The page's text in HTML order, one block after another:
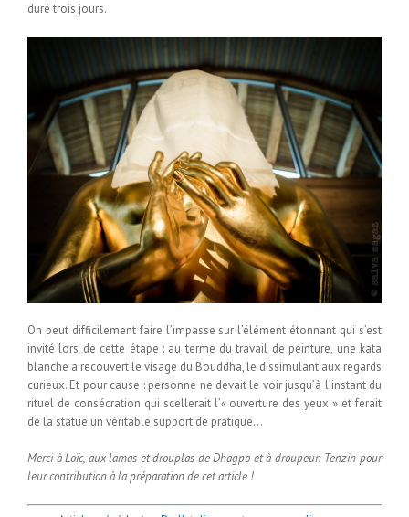
duré trois jours.
On peut difficilement faire l’impasse sur l’élément étonnant qui s’est
invité lors de cette étape : au terme du travail de peinture, une kata
blanche a recouvert le visage du Bouddha, le dissimulant aux regards
curieux. Et pour cause : personne ne devait le voir jusqu’à l’instant du
rituel de consécration qui scellerait l’« ouverture des yeux » et ferait
de la statue un véritable support de pratique…
Merci à Loïc, aux lamas et drouplas de Dhagpo et à droupeun Tenzin pour
leur contribution à la préparation de cet article !